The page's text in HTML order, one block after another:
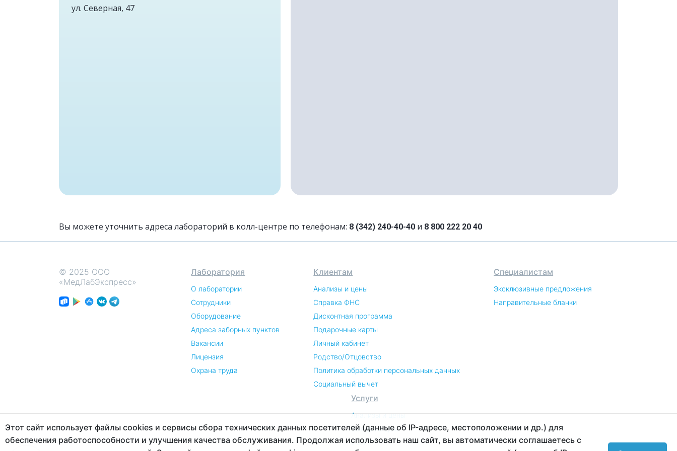
Этот сайт использует файлы cookies и сервисы сбора технических данных посетителей (данные об IP-адресе, местоположении и др.) для
обеспечения работоспособности и улучшения качества обслуживания. Продолжая использовать наш сайт, вы автоматически соглашаетесь с
ул. Северная, 47
Вы можете уточнить адреса лабораторий в колл-центре по телефонам: 8 (342) 240-40-40 и 8 800 222 20 40
© 2025 ООО
«МедЛабЭкспресс»
Лаборатория
О лаборатории
Сотрудники
Оборудование
Адреса заборных пунктов
Вакансии
Лицензия
Охрана труда
Клиентам
Анализы и цены
Справка ФНС
Дисконтная программа
Подарочные карты
Личный кабинет
Родство/Отцовство
Политика обработки персональных данных
Социальный вычет
Специалистам
Эксклюзивные предложения
Направительные бланки
Услуги
Анализы и цены
Выезд на дом
УЗИ